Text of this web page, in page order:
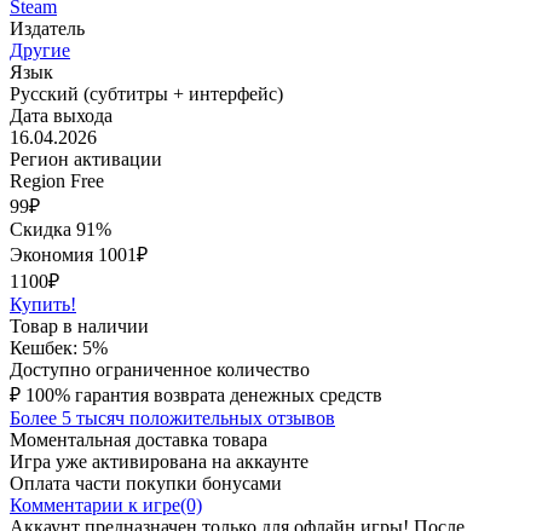
Steam
Издатель
Другие
Язык
Русский (субтитры + интерфейс)
Дата выхода
16.04.2026
Регион активации
Region Free
99₽
Скидка 91%
Экономия 1001₽
1100₽
Купить!
Товар в наличии
Кешбек: 5%
Доступно ограниченное количество
₽ 100% гарантия возврата денежных средств
Более 5 тысяч положительных отзывов
Моментальная доставка товара
Игра уже активирована на аккаунте
Оплата части покупки бонусами
Комментарии к игре(0)
Аккаунт предназначен только для офлайн игры! После